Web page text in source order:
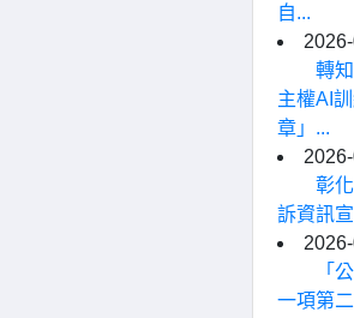
自...
轉
主權AI
章」...
彰
訴資訊
「
一項第